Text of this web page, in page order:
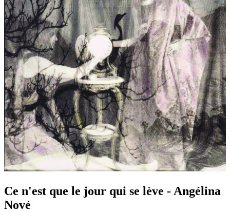
Ce n'est que le jour qui se lève - Angélina
Nové